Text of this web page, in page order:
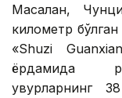
Масалан,
километр бўлган
«Shuzi
ёрдамида
қувурларнинг